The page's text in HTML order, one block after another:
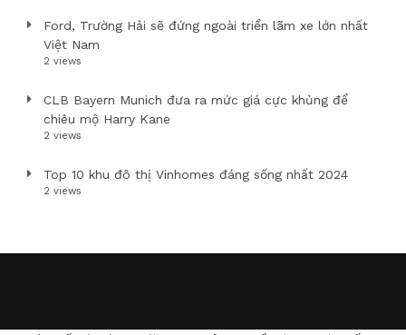
Ford, Trường Hải sẽ đứng ngoài triển lãm xe lớn nhất
Việt Nam
2 views
CLB Bayern Munich đưa ra mức giá cực khủng để
chiêu mộ Harry Kane
2 views
Top 10 khu đô thị Vinhomes đáng sống nhất 2024
2 views